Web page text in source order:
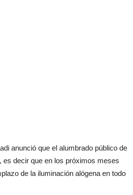
anunció que el alumbrado público de
es decir que en los próximos meses
de la iluminación alógena en todo